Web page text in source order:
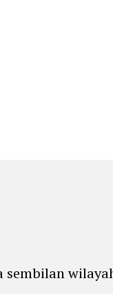
sembilan